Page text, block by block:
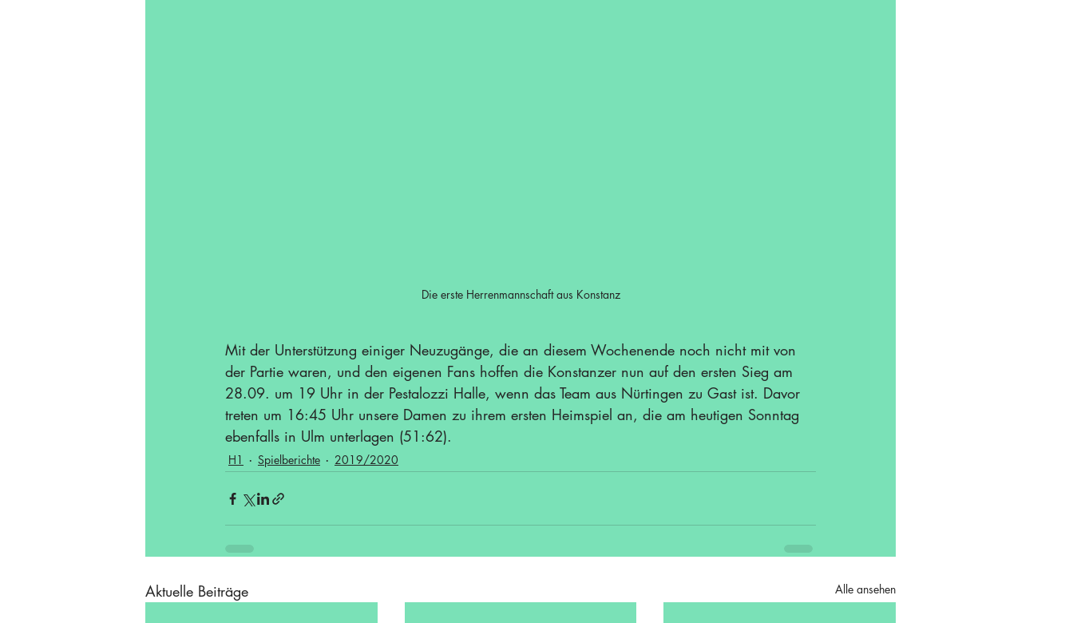
Die erste Herrenmannschaft aus Konstanz
Mit der Unterstützung einiger Neuzugänge, die an diesem Wochenende noch nicht mit von
der Partie waren, und den eigenen Fans hoffen die Konstanzer nun auf den ersten Sieg am
28.09. um 19 Uhr in der Pestalozzi Halle, wenn das Team aus Nürtingen zu Gast ist. Davor
treten um 16:45 Uhr unsere Damen zu ihrem ersten Heimspiel an, die am heutigen Sonntag
ebenfalls in Ulm unterlagen (51:62).
H1 Spielberichte 2019/2020
Aktuelle Beiträge Alle ansehen